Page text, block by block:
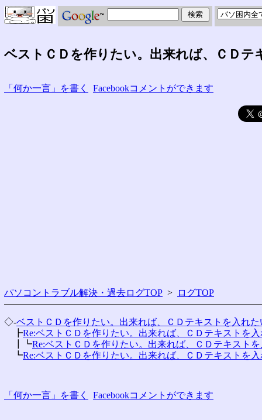
ベストＣＤを作りたい。出来れば、ＣＤテ
「何か一言」を書く Facebookコメントができます
パソコントラブル解決・過去ログTOP > ログTOP
◇-ベストＣＤを作りたい。出来れば、ＣＤテキストを入れた
┣Re:ベストＣＤを作りたい。出来れば、ＣＤテキストを
┃┗Re:ベストＣＤを作りたい。出来れば、ＣＤテキスト
┗Re:ベストＣＤを作りたい。出来れば、ＣＤテキストを
「何か一言」を書く Facebookコメントができます